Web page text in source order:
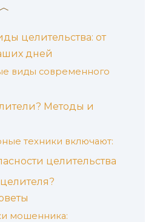
целительства: от
дней
виды современного
Методы и
техники включают:
целительства
мошенника: